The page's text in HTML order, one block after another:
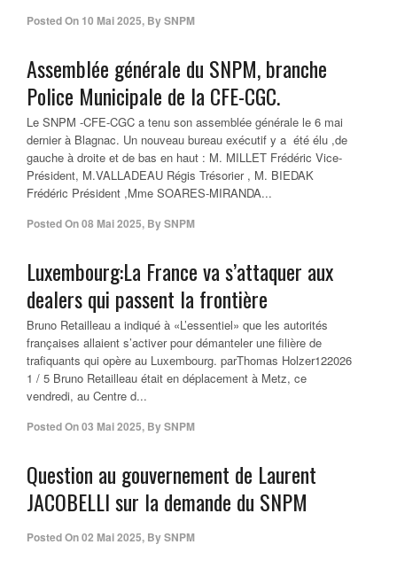
Posted On 10 Mai 2025, BySNPM
Assemblée générale du SNPM, branche
Police Municipale de la CFE-CGC.
Le SNPM -CFE-CGC a tenu son assemblée générale le 6 mai
dernier à Blagnac. Un nouveau bureau exécutif y a été élu ,de
gauche à droite et de bas en haut : M. MILLET Frédéric Vice-
Président, M.VALLADEAU Régis Trésorier , M. BIEDAK
Frédéric Président ,Mme SOARES-MIRANDA...
Posted On08 Mai 2025, BySNPM
Luxembourg:La France va s’attaquer aux
dealers qui passent la frontière
Bruno Retailleau a indiqué à «L’essentiel» que les autorités
françaises allaient s’activer pour démanteler une filière de
trafiquants qui opère au Luxembourg. parThomas Holzer122026
1 / 5 Bruno Retailleau était en déplacement à Metz, ce
vendredi, au Centre d...
Posted On03 Mai 2025, BySNPM
Question au gouvernement de Laurent
JACOBELLI sur la demande du SNPM
Posted On02 Mai 2025, BySNPM